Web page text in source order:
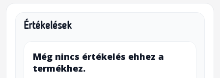
Értékelések
Még nincs értékelés ehhez a
termékhez.